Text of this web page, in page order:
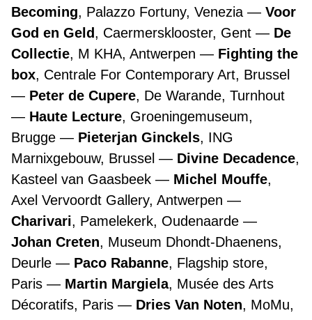
Becoming, Palazzo Fortuny, Venezia
Voor
God en Geld, Caermersklooster, Gent
De
Collectie, M KHA, Antwerpen
Fighting the
box, Centrale For Contemporary Art, Brussel
Peter de Cupere, De Warande, Turnhout
Haute Lecture, Groeningemuseum,
Brugge
Pieterjan Ginckels, ING
Marnixgebouw, Brussel
Divine Decadence,
Kasteel van Gaasbeek
Michel Mouffe,
Axel Vervoordt Gallery, Antwerpen
Charivari, Pamelekerk, Oudenaarde
Johan Creten, Museum Dhondt-Dhaenens,
Deurle
Paco Rabanne, Flagship store,
Paris
Martin Margiela, Musée des Arts
Décoratifs, Paris
Dries Van Noten, MoMu,